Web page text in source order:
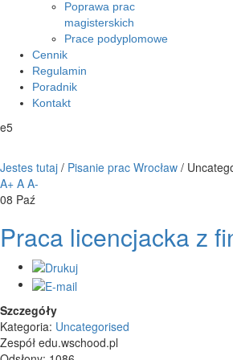
Poprawa prac
magisterskich
Prace podyplomowe
Cennik
Regulamin
Poradnik
Kontakt
e5
Jestes tutaj / Pisanie prac Wrocław /
A+ A A-
08 Paź
Praca licencjacka z
Szczegóły
Kategoria: Uncategorised
Zespół edu.wschood.pl